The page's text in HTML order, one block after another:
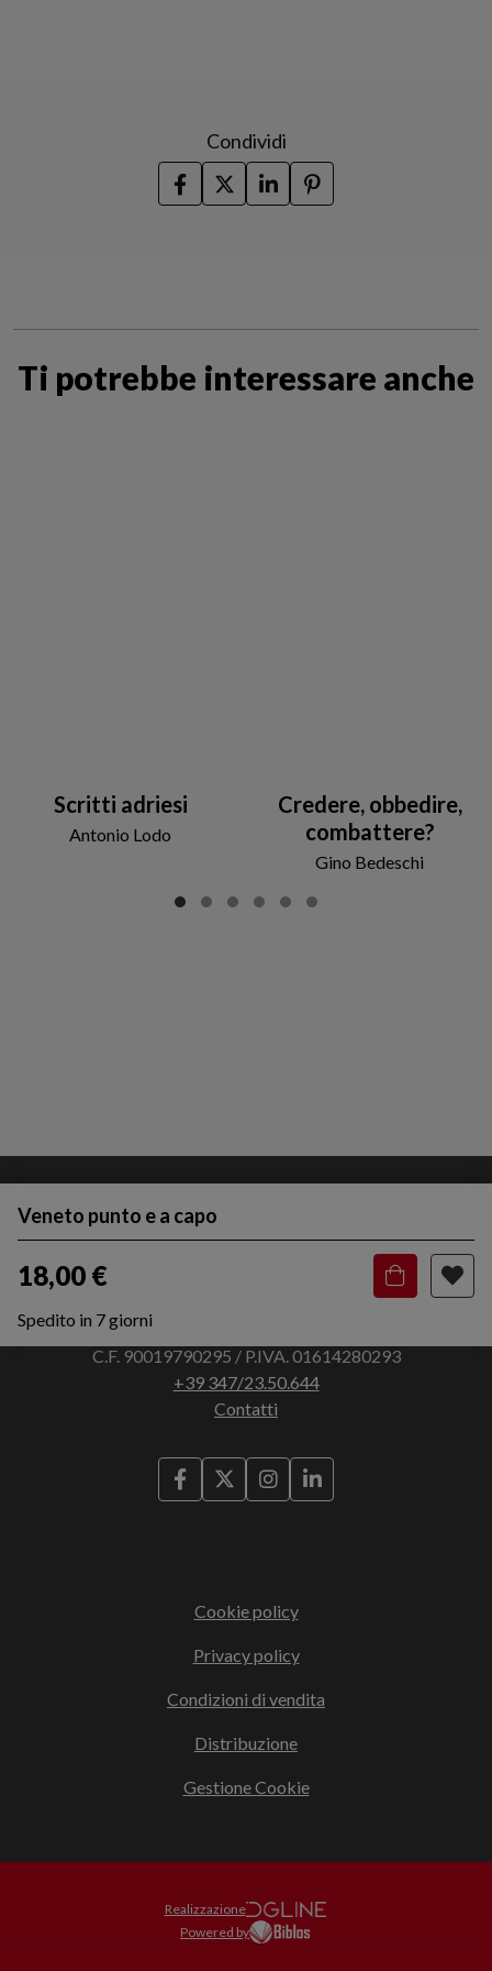
Condividi
Ti potrebbe interessare anche
Scritti adriesi
Antonio Lodo
Credere, obbedire,
combattere?
Gino Bedeschi
Veneto punto e a capo
18,00 €
Spedito in 7 giorniVia Francesco Bocchi, 3 - 45011 Adria (RO)
C.F. 90019790295 / P.IVA. 01614280293
+39 347/23.50.644
Contatti
Cookie policy
Privacy policy
Condizioni di vendita
Distribuzione
Gestione Cookie
Realizzazione
Powered by